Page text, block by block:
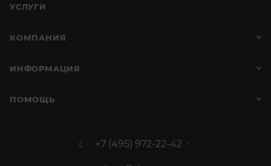
УСЛУГИ
КОМПАНИЯ
ИНФОРМАЦИЯ
ПОМОЩЬ
+7 (495) 972-22-42